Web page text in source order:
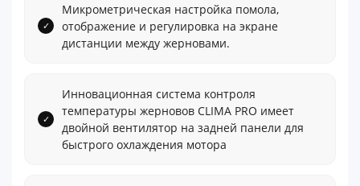
Микрометрическая настройка помола,
отображение и регулировка на экране
дистанции между жерновами.
Инновационная система контроля
температуры жерновов CLIMA PRO имеет
двойной вентилятор на задней панели для
быстрого охлаждения мотора